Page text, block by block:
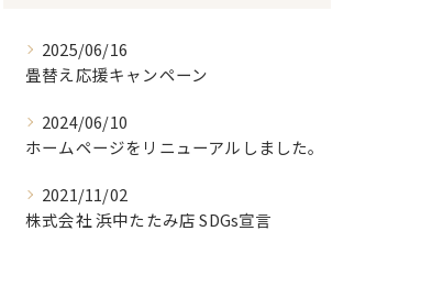
2025/06/16
畳替え応援キャンペーン
2024/06/10
ホームページをリニューアルしました。
2021/11/02
株式会社 浜中たたみ店 SDGs宣言